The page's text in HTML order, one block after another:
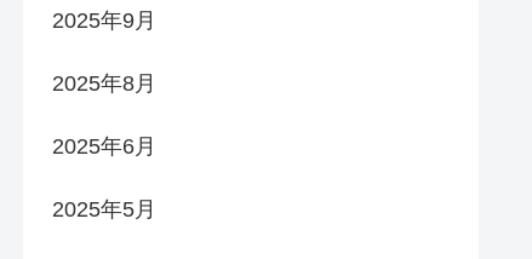
2025年9月
2025年8月
2025年6月
2025年5月